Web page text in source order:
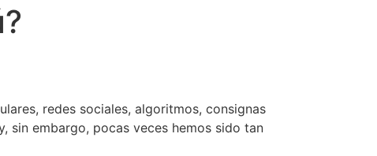
redes sociales, algoritmos, consignas
sin embargo, pocas veces hemos sido tan